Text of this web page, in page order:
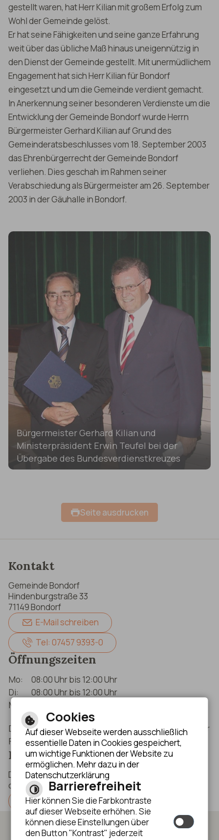
Bürgermeister Gerhard Kilian und
Ministerpräsident Erwin Teufel bei der
Übergabe des Bundesverdienstkreuzes
gestellt waren, hat Herr Kilian mit großem Erfolg zum
Wohl der Gemeinde gelöst.
Er hat seine Fähigkeiten und seine ganze Erfahrung
weit über das übliche Maß hinaus uneigennützig in
den Dienst der Gemeinde gestellt. Mit unermüdlichem
Engagement hat sich Herr Kilian für Bondorf
eingesetzt und um die Gemeinde verdient gemacht.
In Anerkennung seiner besonderen Verdienste um die
Entwicklung der Gemeinde Bondorf wurde Herrn
Bürgermeister Gerhard Kilian auf Grund des
Gemeinderatsbeschlusses vom 18. September 2003
das Ehrenbürgerrecht der Gemeinde Bondorf
verliehen. Dies geschah im Rahmen seiner
Verabschiedung als Bürgermeister am 26. September
2003 in der Gäuhalle in Bondorf.
Seite ausdrucken
Kontakt
Gemeinde Bondorf
Hindenburgstraße 33
71149 Bondorf
E-Mail schreiben
Tel: 07457 9393-0
Öffnungszeiten
Mo:
08:00 Uhr bis 12:00 Uhr
Di:
08:00 Uhr bis 12:00 Uhr
Mi:
Terminvereinbarung)
Do:
08:00 Uhr bis 12:00 Uhr & 14:00 Uhr bis 18:30 Uhr
Fr:
08:00 Uhr bis 12:00 Uhr
Bankverbindungen
Die Bankverbindungen der Gemeinde finden Sie auf
dieser Seite.
Anzeigen
ImpressumDatenschutzerklärung
Cookies
Auf dieser Webseite werden ausschließlich
essentielle Daten in Cookies gespeichert,
um wichtige Funktionen der Website zu
ermöglichen. Mehr dazu in der
Datenschutzerklärung
Barrierefreiheit
Hier können Sie die Farbkontraste
auf dieser Webseite erhöhen. Sie
können diese Einstellungen über
den Button "Kontrast" jederzeit